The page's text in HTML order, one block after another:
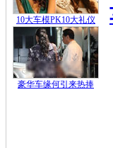
10大车模PK10大礼仪
豪华车缘何引来热捧